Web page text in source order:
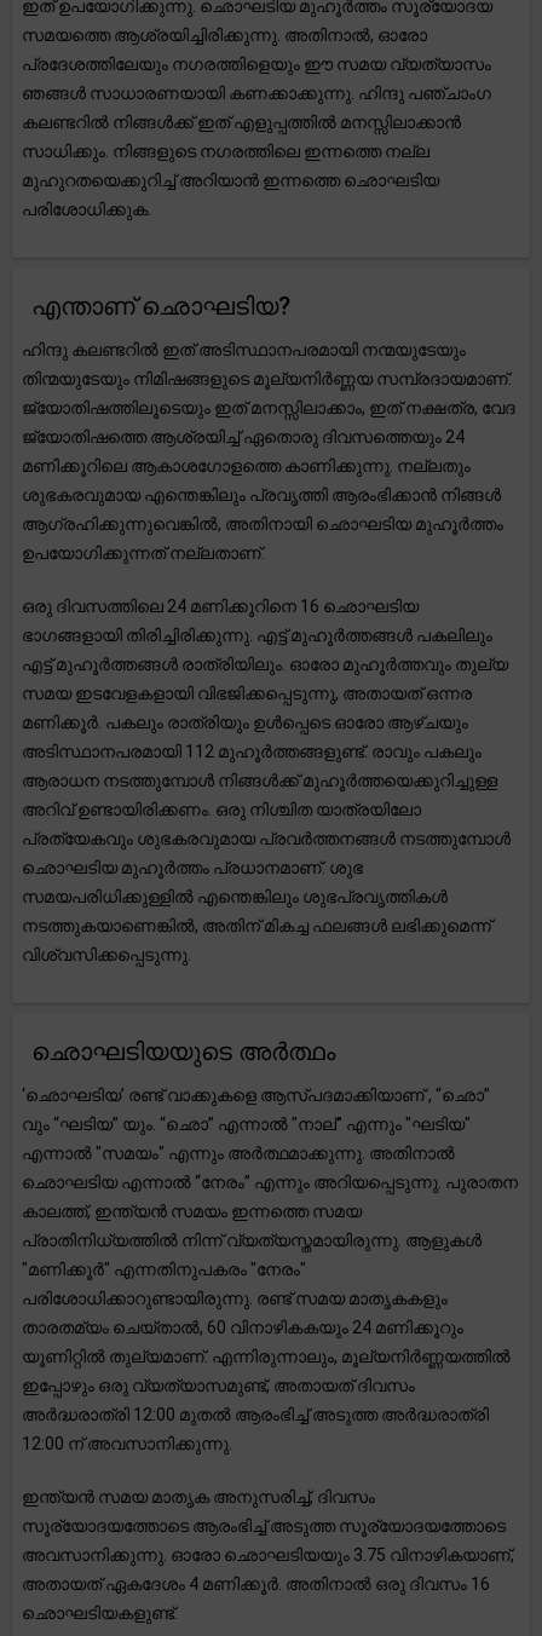
ഇത് ഉപയോഗിക്കുന്നു. ഛൊഘടിയ മുഹൂർത്തം സൂര്യോദയ
സമയത്തെ ആശ്രയിച്ചിരിക്കുന്നു. അതിനാൽ, ഓരോ
പ്രദേശത്തിലേയും നഗരത്തിളെയും ഈ സമയ വ്യത്യാസം
ഞങ്ങൾ സാധാരണയായി കണക്കാക്കുന്നു. ഹിന്ദു പഞ്ചാംഗ
കലണ്ടറിൽ നിങ്ങൾക്ക് ഇത് എളുപ്പത്തിൽ മനസ്സിലാക്കാൻ
സാധിക്കും. നിങ്ങളുടെ നഗരത്തിലെ ഇന്നത്തെ നല്ല
മുഹുറതയെക്കുറിച്ച് അറിയാൻ ഇന്നത്തെ ഛൊഘടിയ
പരിശോധിക്കുക.
എന്താണ് ഛൊഘടിയ?
ഹിന്ദു കലണ്ടറിൽ ഇത് അടിസ്ഥാനപരമായി നന്മയുടേയും
തിന്മയുടേയും നിമിഷങ്ങളുടെ മൂല്യനിർണ്ണയ സമ്പ്രദായമാണ്.
ജ്യോതിഷത്തിലൂടെയും ഇത് മനസ്സിലാക്കാം, ഇത് നക്ഷത്ര, വേദ
ജ്യോതിഷത്തെ ആശ്രയിച്ച് ഏതൊരു ദിവസത്തെയും 24
മണിക്കൂറിലെ ആകാശഗോളത്തെ കാണിക്കുന്നു. നല്ലതും
ശുഭകരവുമായ എന്തെങ്കിലും പ്രവൃത്തി ആരംഭിക്കാൻ നിങ്ങൾ
ആഗ്രഹിക്കുന്നുവെങ്കിൽ, അതിനായി ഛൊഘടിയ മുഹൂർത്തം
ഉപയോഗിക്കുന്നത് നല്ലതാണ്.
ഒരു ദിവസത്തിലെ 24 മണിക്കൂറിനെ 16 ഛൊഘടിയ
ഭാഗങ്ങളായി തിരിച്ചിരിക്കുന്നു. എട്ട് മുഹൂർത്തങ്ങൾ പകലിലും
എട്ട് മുഹൂർത്തങ്ങൾ രാത്രിയിലും. ഓരോ മുഹൂർത്തവും തുല്യ
സമയ ഇടവേളകളായി വിഭജിക്കപ്പെടുന്നു, അതായത് ഒന്നര
മണിക്കൂർ. പകലും രാത്രിയും ഉൾപ്പെടെ ഓരോ ആഴ്ചയും
അടിസ്ഥാനപരമായി 112 മുഹൂർത്തങ്ങളുണ്ട്. രാവും പകലും
ആരാധന നടത്തുമ്പോൾ നിങ്ങൾക്ക് മുഹൂർത്തയെക്കുറിച്ചുള്ള
അറിവ് ഉണ്ടായിരിക്കണം. ഒരു നിശ്ചിത യാത്രയിലോ
പ്രത്യേകവും ശുഭകരവുമായ പ്രവർത്തനങ്ങൾ നടത്തുമ്പോൾ
ഛൊഘടിയ മുഹൂർത്തം പ്രധാനമാണ്. ശുഭ
സമയപരിധിക്കുള്ളിൽ എന്തെങ്കിലും ശുഭപ്രവൃത്തികൾ
നടത്തുകയാണെങ്കിൽ, അതിന് മികച്ച ഫലങ്ങൾ ലഭിക്കുമെന്ന്
വിശ്വസിക്കപ്പെടുന്നു.
ഛൊഘടിയയുടെ അർത്ഥം
‘ഛൊഘടിയ’ രണ്ട് വാക്കുകളെ ആസ്പദമാക്കിയാണ് , “ഛൊ”
വും “ഘടിയ” യും. “ഛൊ” എന്നാൽ "നാല്" എന്നും "ഘടിയ"
എന്നാൽ "സമയം" എന്നും അർത്ഥമാക്കുന്നു. അതിനാൽ
ഛൊഘടിയ എന്നാൽ “നേരം” എന്നും അറിയപ്പെടുന്നു. പുരാതന
കാലത്ത്, ഇന്ത്യൻ സമയം ഇന്നത്തെ സമയ
പ്രാതിനിധ്യത്തിൽ നിന്ന് വ്യത്യസ്തമായിരുന്നു. ആളുകൾ
"മണിക്കൂർ" എന്നതിനുപകരം "നേരം"
പരിശോധിക്കാറുണ്ടായിരുന്നു. രണ്ട് സമയ മാതൃകകളും
താരതമ്യം ചെയ്താൽ, 60 വിനാഴികകയും 24 മണിക്കൂറും
യൂണിറ്റിൽ തുല്യമാണ്. എന്നിരുന്നാലും, മൂല്യനിർണ്ണയത്തിൽ
ഇപ്പോഴും ഒരു വ്യത്യാസമുണ്ട്, അതായത് ദിവസം
അർദ്ധരാത്രി 12:00 മുതൽ ആരംഭിച്ച് അടുത്ത അർദ്ധരാത്രി
12:00 ന് അവസാനിക്കുന്നു.
ഇന്ത്യൻ സമയ മാതൃക അനുസരിച്ച്, ദിവസം
സൂര്യോദയത്തോടെ ആരംഭിച്ച് അടുത്ത സൂര്യോദയത്തോടെ
അവസാനിക്കുന്നു. ഓരോ ഛൊഘടിയയും 3.75 വിനാഴികയാണ്,
അതായത് ഏകദേശം 4 മണിക്കൂർ. അതിനാൽ ഒരു ദിവസം 16
ഛൊഘടിയകളുണ്ട്.